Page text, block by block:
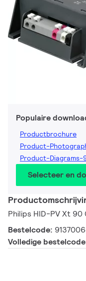
Populaire
Productbrochure
Product-
Product-Diagrams-
Selecteer en
Philips HID-PV Xt 90
Bestelcode:
Volledige